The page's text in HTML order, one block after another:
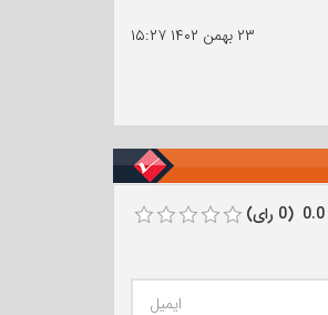
۲۳ بهمن ۱۴۰۲
۱۵:۲۷